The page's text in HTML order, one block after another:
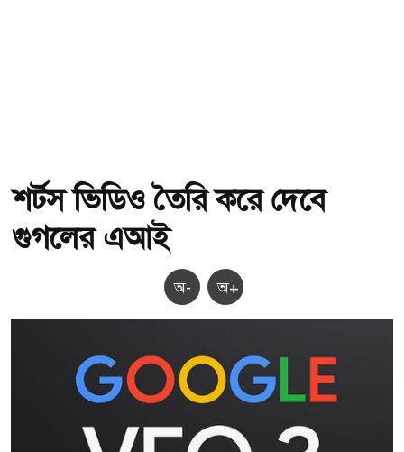
শর্টস ভিডিও তৈরি করে দেবে
গুগলের এআই
অ- অ+